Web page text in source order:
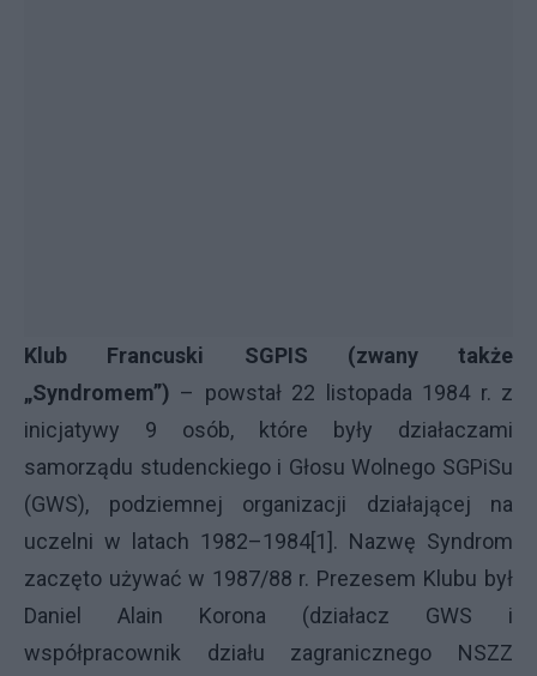
Klub Francuski SGPIS (zwany także
„Syndromem”) – powstał 22 listopada 1984 r. z
inicjatywy 9 osób, które były działaczami
samorządu studenckiego i Głosu Wolnego SGPiSu
(GWS), podziemnej organizacji działającej na
uczelni w latach 1982–1984[1]. Nazwę Syndrom
zaczęto używać w 1987/88 r. Prezesem Klubu był
Daniel Alain Korona (działacz GWS i
współpracownik działu zagranicznego NSZZ